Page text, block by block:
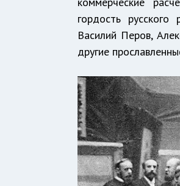
гордость русского
Василий Перов,
другие